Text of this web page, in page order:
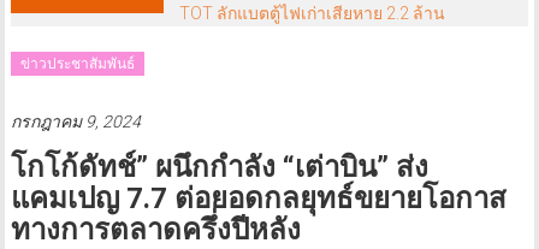
TOT ลักแบตตู้ไฟเก่าเสียหาย 2.2 ล้าน
ข่าวประชาสัมพันธ์
กรกฎาคม 9, 2024
โกโก้ดัทช์” ผนึกกำลัง “เต่าบิน” ส่ง
แคมเปญ 7.7 ต่อยอดกลยุทธ์ขยายโอกาส
ทางการตลาดครึ่งปีหลัง